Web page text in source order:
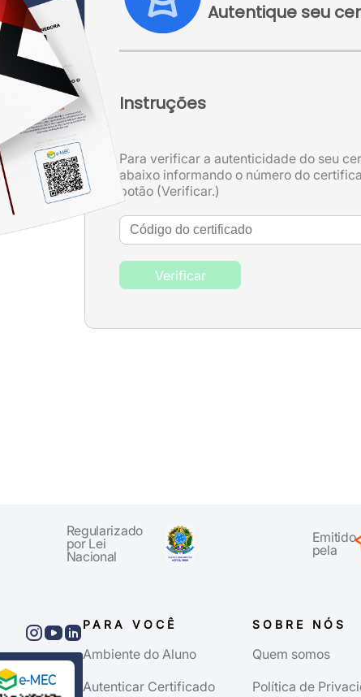
Autentique seu
Instruções
Para verificar a autenticidade do seu
abaixo informando o número do
botão (Verificar.)
Verificar
Regularizado
por Lei
Nacional
Emitido
pela
PARA VOCÊ
Ambiente do Aluno
Autenticar Certificado
SOBRE NÓS
Quem somos
Política de